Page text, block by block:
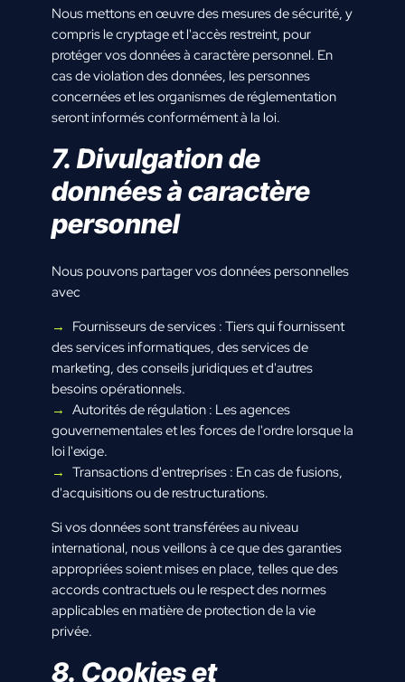
Nous mettons en œuvre des mesures de sécurité, y
compris le cryptage et l'accès restreint, pour
protéger vos données à caractère personnel. En
cas de violation des données, les personnes
concernées et les organismes de réglementation
seront informés conformément à la loi.
7. Divulgation de
données à caractère
personnel
Nous pouvons partager vos données personnelles
avec
Fournisseurs de services : Tiers qui fournissent
des services informatiques, des services de
marketing, des conseils juridiques et d'autres
besoins opérationnels.
Autorités de régulation : Les agences
gouvernementales et les forces de l'ordre lorsque la
loi l'exige.
Transactions d'entreprises : En cas de fusions,
d'acquisitions ou de restructurations.
Si vos données sont transférées au niveau
international, nous veillons à ce que des garanties
appropriées soient mises en place, telles que des
accords contractuels ou le respect des normes
applicables en matière de protection de la vie
privée.
8. Cookies et